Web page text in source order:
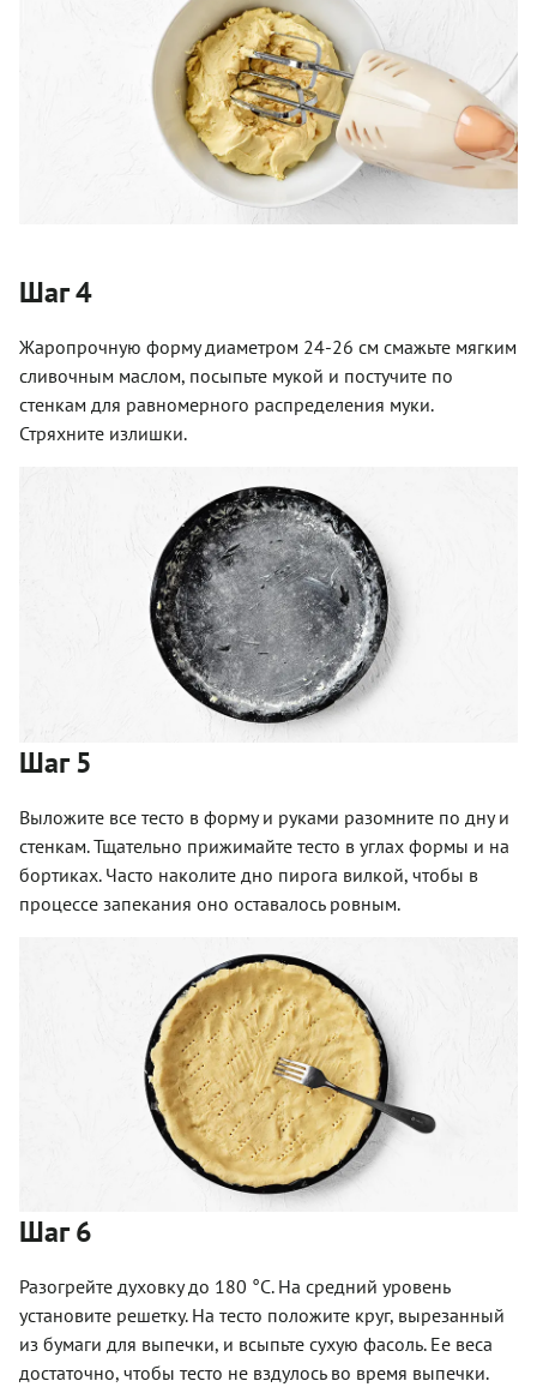
Шаг 4
Жаропрочную форму диаметром 24-26 см смажьте мягким
сливочным маслом, посыпьте мукой и постучите по
стенкам для равномерного распределения муки.
Стряхните излишки.
Шаг 5
Выложите все тесто в форму и руками разомните по дну и
стенкам. Тщательно прижимайте тесто в углах формы и на
бортиках. Часто наколите дно пирога вилкой, чтобы в
процессе запекания оно оставалось ровным.
Шаг 6
Разогрейте духовку до 180 °С. На средний уровень
установите решетку. На тесто положите круг, вырезанный
из бумаги для выпечки, и всыпьте сухую фасоль. Ее веса
достаточно, чтобы тесто не вздулось во время выпечки.